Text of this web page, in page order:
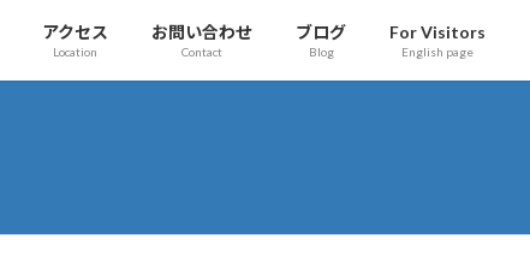
アクセス
Location
お問い合わせ
Contact
ブログ
Blog
For Visitors
English page